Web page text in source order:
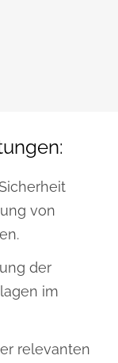
von
der
im
relevanten